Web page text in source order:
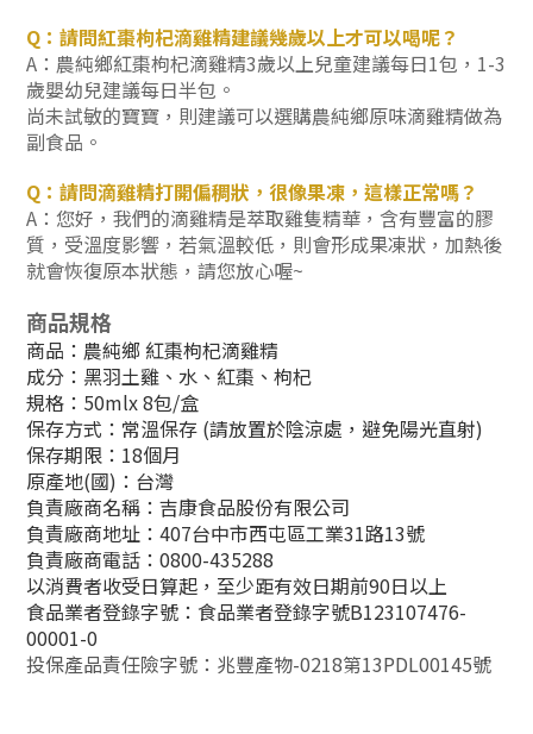
Q：請問紅棗枸杞滴雞精建議幾歲以上才可以喝呢？
A：農純鄉紅棗枸杞滴雞精3歲以上兒童建議每日1包，1-3
歲嬰幼兒建議每日半包。
尚未試敏的寶寶，則建議可以選購農純鄉原味滴雞精做為
副食品。
Q：請問滴雞精打開偏稠狀，很像果凍，這樣正常嗎？
A：您好，我們的滴雞精是萃取雞隻精華，含有豐富的膠
質，受溫度影響，若氣溫較低，則會形成果凍狀，加熱後
就會恢復原本狀態，請您放心喔~
商品規格
商品：農純鄉 紅棗枸杞滴雞精
成分：黑羽土雞、水、紅棗、枸杞
規格：50mlx 8包/盒
保存方式：常溫保存 (請放置於陰涼處，避免陽光直射)
保存期限：18個月
原產地(國)：台灣
負責廠商名稱：吉康食品股份有限公司
負責廠商地址：407台中市西屯區工業31路13號
負責廠商電話：0800-435288
以消費者收受日算起，至少距有效日期前90日以上
食品業者登錄字號：食品業者登錄字號B123107476-
00001-0
投保產品責任險字號：兆豐產物-0218第13PDL00145號